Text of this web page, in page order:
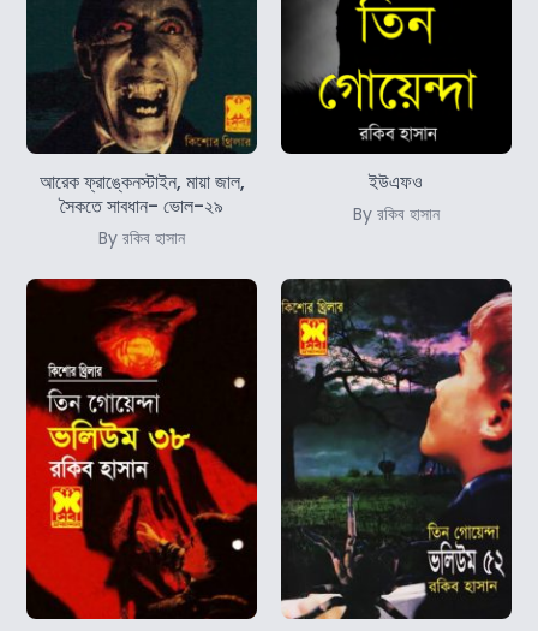
আরেক ফ্রাঙ্কেনস্টাইন, মায়া জাল,
সৈকতে সাবধান- ভোল-২৯
By রকিব হাসান
ইউএফও
By রকিব হাসান